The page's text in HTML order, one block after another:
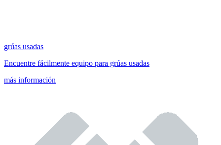
grúas usadas
Encuentre fácilmente equipo para grúas usadas
más información